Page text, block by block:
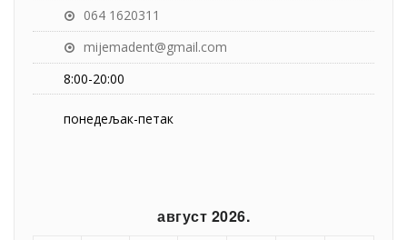
064 1620311
mijemadent@gmail.com
8:00-20:00
понедељак-петак
август 2026.